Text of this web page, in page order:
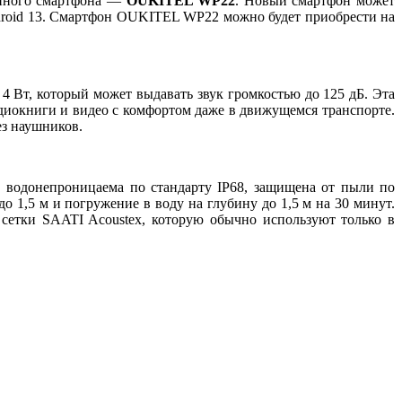
13. Смартфон OUKITEL WP22 можно будет приобрести на
который может выдавать звук громкостью до 125 дБ. Эта
и видео с комфортом даже в движущемся транспорте.
наушников.
по стандарту IP68, защищена от пыли по
1,5 м и погружение в воду на глубину до 1,5 м на 30 минут.
SAATI Acoustex, которую обычно используют только в